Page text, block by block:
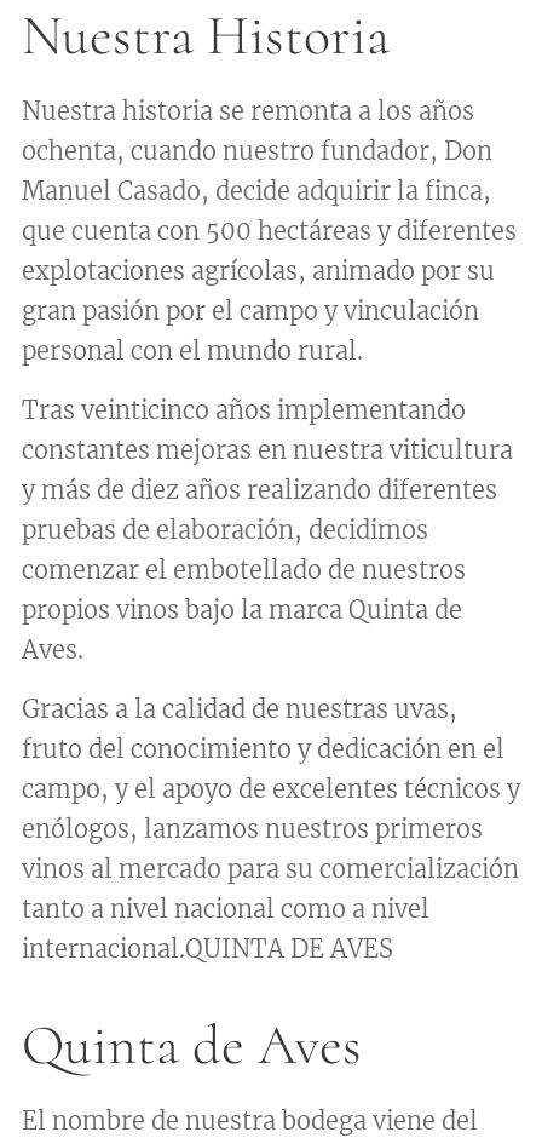
Nuestra Historia
Nuestra historia se remonta a los años
ochenta, cuando nuestro fundador, Don
Manuel Casado, decide adquirir la finca,
que cuenta con 500 hectáreas y diferentes
explotaciones agrícolas, animado por su
gran pasión por el campo y vinculación
personal con el mundo rural.
Tras veinticinco años implementando
constantes mejoras en nuestra viticultura
y más de diez años realizando diferentes
pruebas de elaboración, decidimos
comenzar el embotellado de nuestros
propios vinos bajo la marca Quinta de
Aves.
Gracias a la calidad de nuestras uvas,
fruto del conocimiento y dedicación en el
campo, y el apoyo de excelentes técnicos y
enólogos, lanzamos nuestros primeros
vinos al mercado para su comercialización
tanto a nivel nacional como a nivel
internacional.QUINTA DE AVES
Quinta de Aves
El nombre de nuestra bodega viene del